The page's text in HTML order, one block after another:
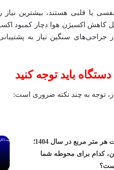
یا قلبی هستند، بیشترین
کاهش اکسیژن هوا دچار کمبود
جراحی‌های سنگین نیاز به
باید توجه کنید
توجه به چند نکته ضروری است:
هزینه آسفالت هر متر مربع در سال 1404؛
کدام برای محوطه شما